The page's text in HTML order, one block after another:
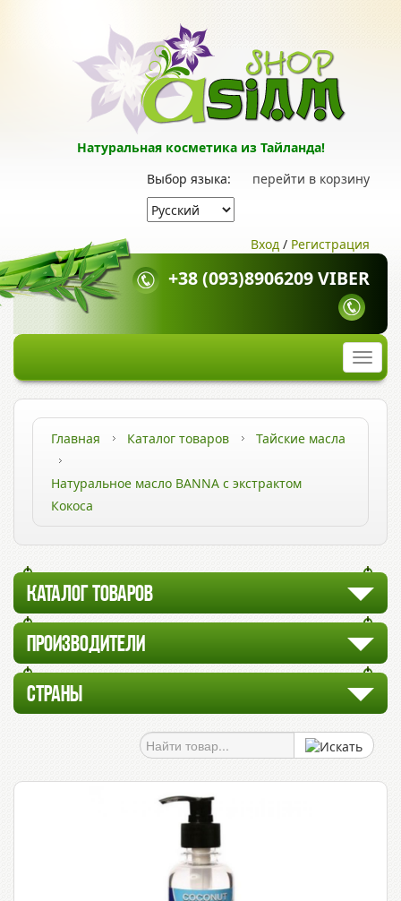
Натуральная косметика из Тайланда!
перейти в корзину
Выбор языка:
Вход / Регистрация
+38 (093)8906209 VIBER
Главная Каталог товаров Тайские масла
Натуральное масло BANNA с экстрактом
Кокоса
КАТАЛОГ ТОВАРОВ
ПРОИЗВОДИТЕЛИ
СТРАНЫ